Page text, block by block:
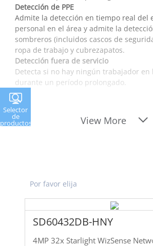
Detección de PPE
Admite la detección en tiempo real del
personal en el área y admite la
sombreros (incluidos cascos de
ropa de trabajo y cubrezapatos.
Detección fuera de servicio
Detecta si no hay ningún trabajador en
durante un período prolongado.
View More
SD60432DB-HNY
4MP 32x Starlight WizSense
Selector
de
productos